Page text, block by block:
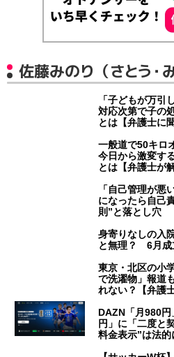
佐藤みのり（さとう・
「子どもが万
対応次第で子の
とは【弁護士に
一般道で50キロ
今日から激変す
とは【弁護士が
「自己管理が
になったら自己
則”と落とし穴
身寄りなしの入
と無理？ 6月成
東京・北区の小
で洗濯物」報道
れない？【弁護
DAZN「月980
円」に「二度と
料金表示”は法的